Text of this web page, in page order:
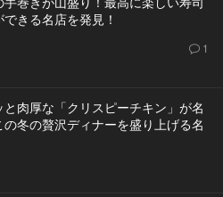
きる名店を発見！
1
と肉厚な「クリスピーチキン」が名
の冬の贅沢ディナーを盛り上げる名